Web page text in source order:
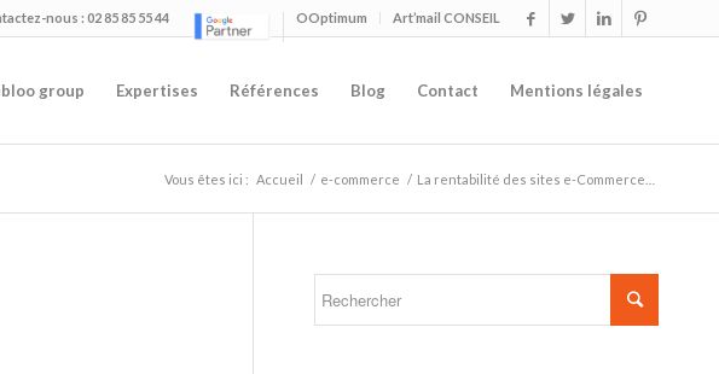
OOptimum Art’mail CONSEIL
nous : 02 85 85 55 44
group Expertises Références Blog Contact Mentions légales
Vous êtes ici : Accueil / e-commerce / La rentabilité des sites e-Commerce…